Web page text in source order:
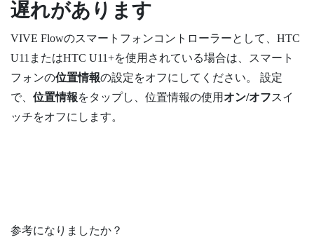
遅れがあります
VIVE Flowのスマートフォンコントローラーとして、HTC
U11またはHTC U11+を使用されている場合は、スマート
フォンの位置情報の設定をオフにしてください。 設定
で、 位置情報をタップし、位置情報の使用 オン/オフスイ
ッチをオフにします。
参考になりましたか？